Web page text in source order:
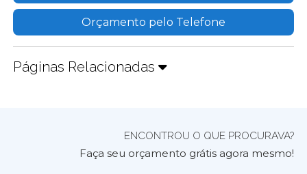
Orçamento pelo Telefone
Páginas Relacionadas
ENCONTROU O QUE PROCURAVA?
Faça seu orçamento grátis agora mesmo!